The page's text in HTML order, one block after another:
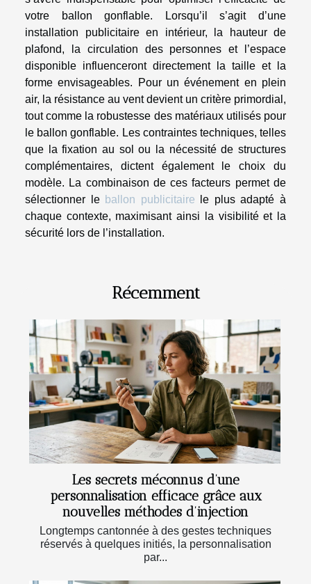
votre ballon gonflable. Lorsqu’il s’agit d’une
installation publicitaire en intérieur, la hauteur de
plafond, la circulation des personnes et l’espace
disponible influenceront directement la taille et la
forme envisageables. Pour un événement en plein
air, la résistance au vent devient un critère primordial,
tout comme la robustesse des matériaux utilisés pour
le ballon gonflable. Les contraintes techniques, telles
que la fixation au sol ou la nécessité de structures
complémentaires, dictent également le choix du
modèle. La combinaison de ces facteurs permet de
sélectionner le ballon publicitaire le plus adapté à
chaque contexte, maximisant ainsi la visibilité et la
sécurité lors de l’installation.
Récemment
Les secrets méconnus d’une
personnalisation efficace grâce aux
nouvelles méthodes d’injection
Longtemps cantonnée à des gestes techniques
réservés à quelques initiés, la personnalisation
par...